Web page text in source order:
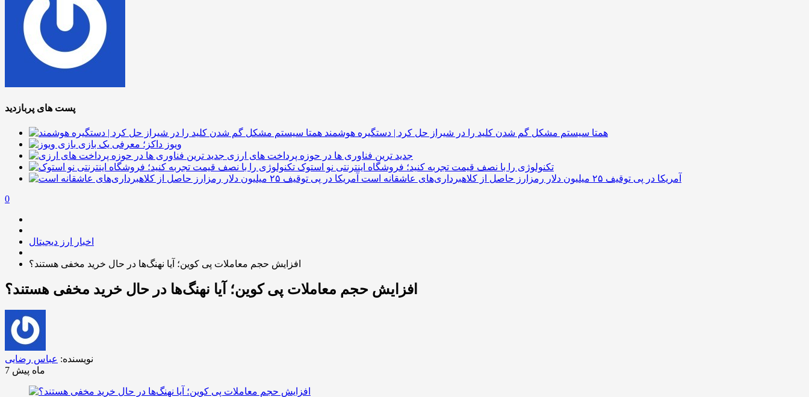
پست های پربازدید
همتا سیستم مشکل گم شدن کلید را در شیراز حل کرد | دستگیره هوشمند
ویوز داکز؛ معرفی یک بازی
جدید ترین فناوری ها در حوزه پرداخت های ارزی
تکنولوژی را با نصف قیمت تجربه کنید؛ فروشگاه اینترنتی نو استوک
آمریکا در پی توقیف ۲۵ میلیون دلار رمزارز حاصل از کلاهبرداری‌های عاشقانه است
0
اخبار ارز دیجیتال
افزایش حجم معاملات پی کوین؛ آیا نهنگ‌ها در حال خرید مخفی هستند؟
افزایش حجم معاملات پی کوین؛ آیا نهنگ‌ها در حال خرید مخفی هستند؟
نویسنده: عباس رضایی
7 ماه پیش